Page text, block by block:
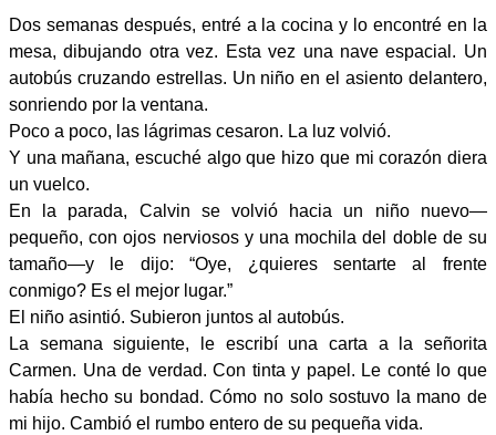
Dos semanas después, entré a la cocina y lo encontré en la
mesa, dibujando otra vez. Esta vez una nave espacial. Un
autobús cruzando estrellas. Un niño en el asiento delantero,
sonriendo por la ventana.
Poco a poco, las lágrimas cesaron. La luz volvió.
Y una mañana, escuché algo que hizo que mi corazón diera
un vuelco.
En la parada, Calvin se volvió hacia un niño nuevo—
pequeño, con ojos nerviosos y una mochila del doble de su
tamaño—y le dijo: “Oye, ¿quieres sentarte al frente
conmigo? Es el mejor lugar.”
El niño asintió. Subieron juntos al autobús.
La semana siguiente, le escribí una carta a la señorita
Carmen. Una de verdad. Con tinta y papel. Le conté lo que
había hecho su bondad. Cómo no solo sostuvo la mano de
mi hijo. Cambió el rumbo entero de su pequeña vida.